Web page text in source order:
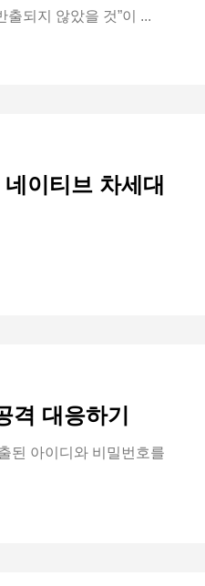
출되지 않았을 것”이 ...
이티브 차세대
격 대응하기
된 아이디와 비밀번호를